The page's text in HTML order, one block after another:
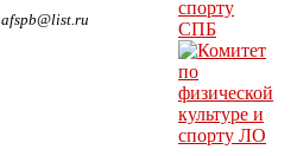
afspb@list.ru